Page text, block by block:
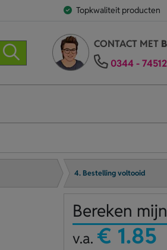
Topkwaliteit producten
CONTACT MET
0344 -
4. Bestelling voltooid
Bereken
v.a. € 1.85